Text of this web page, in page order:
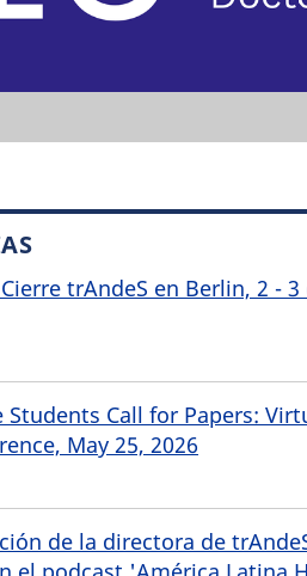
trAndeS en Berlin, 2 -
Students Call for Papers:
May 25, 2026
de la directora de